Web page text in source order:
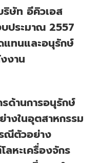
ษัท อีคิวเอส
ประมาณ 2557
ทนและอนุรักษ์
งาน
ด้านการอนุรักษ์
งในอุตสาหกรรม
ณีตัวอย่าง
หะเครื่องจักร